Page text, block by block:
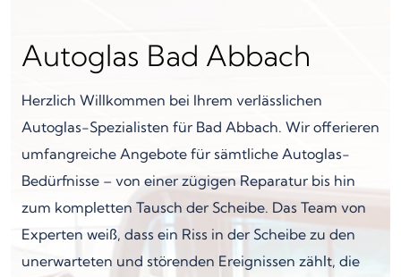
Autoglas Bad Abbach
Herzlich Willkommen bei Ihrem verlässlichen
Autoglas-Spezialisten für Bad Abbach. Wir offerieren
umfangreiche Angebote für sämtliche Autoglas-
Bedürfnisse – von einer zügigen Reparatur bis hin
zum kompletten Tausch der Scheibe. Das Team von
Experten weiß, dass ein Riss in der Scheibe zu den
unerwarteten und störenden Ereignissen zählt, die